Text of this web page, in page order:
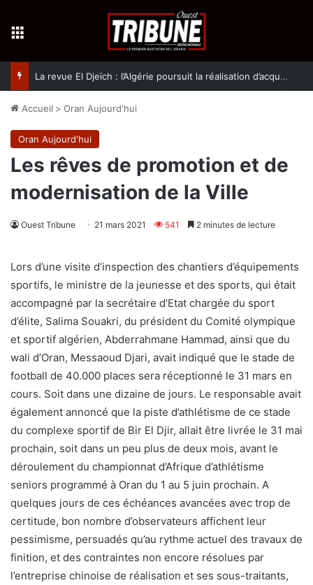
La revue El Djeïch : l’Algérie poursuit la réalisation d’acquis qualitatifs et historiques dans un climat de sécurité et de stabilité
Accueil > Oran Aujourd'hui
Oran Aujourd'hui
Les rêves de promotion et de
modernisation de la Ville
Ouest Tribune 21 mars 2021 541 2 minutes de lecture
Lors d’une visite d’inspection des chantiers d’équipements
sportifs, le ministre de la jeunesse et des sports, qui était
accompagné par la secrétaire d’Etat chargée du sport
d’élite, Salima Souakri, du président du Comité olympique
et sportif algérien, Abderrahmane Hammad, ainsi que du
wali d’Oran, Messaoud Djari, avait indiqué que le stade de
football de 40.000 places sera réceptionné le 31 mars en
cours. Soit dans une dizaine de jours. Le responsable avait
également annoncé que la piste d’athlétisme de ce stade
du complexe sportif de Bir El Djir, allait être livrée le 31 mai
prochain, soit dans un peu plus de deux mois, avant le
déroulement du championnat d’Afrique d’athlétisme
seniors programmé à Oran du 1 au 5 juin prochain. A
quelques jours de ces échéances avancées avec trop de
certitude, bon nombre d’observateurs affichent leur
pessimisme, persuadés qu’au rythme actuel des travaux de
finition, et des contraintes non encore résolues par
l’entreprise chinoise de réalisation et ses sous-traitants,